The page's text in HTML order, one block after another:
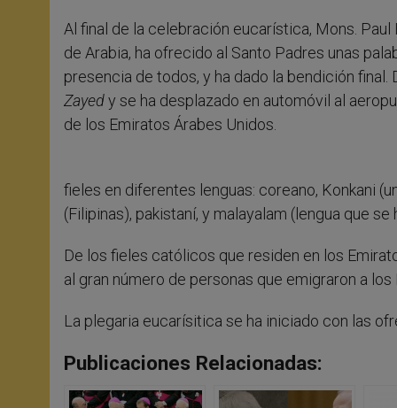
Al final de la celebración eucarística, Mons.
de Arabia, ha ofrecido al Santo Padres unas
presencia de todos, y ha dado la bendición
Zayedy se ha desplazado en automóvil al
de los Emiratos Árabes Unidos.
fieles en diferentes lenguas: coreano, Konkani
(Filipinas), pakistaní, y malayalam (lengua que se
De los fieles católicos que residen en los
al gran número de personas que emigraron a
La plegaria eucarísitica se ha iniciado con las
Publicaciones Relacionadas: